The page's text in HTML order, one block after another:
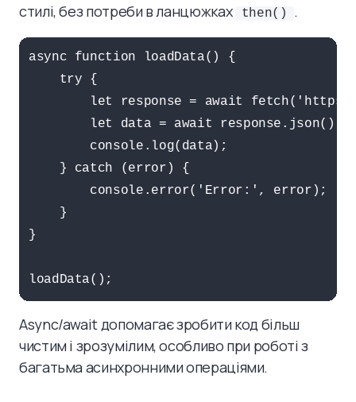
стилі, без потреби в ланцюжках
then() .
async function loadData() {
    try {
let response = await
        let data = await response.json();
        console.log(data);
    } catch (error) {
        console.error('Error:', error);
    }
}
loadData();
Async/await допомагає зробити код більш
чистим і зрозумілим, особливо при роботі з
багатьма асинхронними операціями.